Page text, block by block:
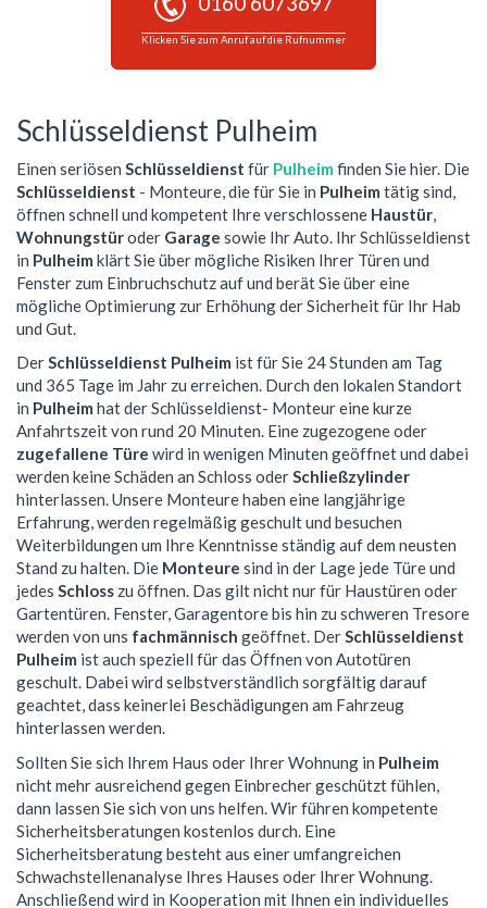
Klicken Sie zum Anruf auf die Rufnummer
Schlüsseldienst Pulheim
Einen seriösen Schlüsseldienst für Pulheim finden Sie hier. Die
Schlüsseldienst - Monteure, die für Sie in Pulheim tätig sind,
öffnen schnell und kompetent Ihre verschlossene Haustür,
Wohnungstüroder Garage sowie Ihr Auto. Ihr Schlüsseldienst
in Pulheim klärt Sie über mögliche Risiken Ihrer Türen und
Fenster zum Einbruchschutz auf und berät Sie über eine
mögliche Optimierung zur Erhöhung der Sicherheit für Ihr Hab
und Gut.
DerSchlüsseldienst Pulheim ist für Sie 24 Stunden am Tag
und 365 Tage im Jahr zu erreichen. Durch den lokalen Standort
in Pulheim hat der Schlüsseldienst- Monteur eine kurze
Anfahrtszeit von rund 20 Minuten. Eine zugezogene oder
zugefallene Türe wird in wenigen Minuten geöffnet und dabei
werden keine Schäden an Schloss oderSchließzylinder
hinterlassen. Unsere Monteure haben eine langjährige
Erfahrung, werden regelmäßig geschult und besuchen
Weiterbildungen um Ihre Kenntnisse ständig auf dem neusten
Stand zu halten. Die Monteure sind in der Lage jede Türe und
jedes Schloss zu öffnen. Das gilt nicht nur für Haustüren oder
Gartentüren. Fenster, Garagentore bis hin zu schweren Tresore
werden von uns fachmännisch geöffnet. DerSchlüsseldienst
Pulheim ist auch speziell für das Öffnen von Autotüren
geschult. Dabei wird selbstverständlich sorgfältig darauf
geachtet, dass keinerlei Beschädigungen am Fahrzeug
hinterlassen werden.
Sollten Sie sich Ihrem Haus oder Ihrer Wohnung in Pulheim
nicht mehr ausreichend gegen Einbrecher geschützt fühlen,
dann lassen Sie sich von uns helfen. Wir führen kompetente
Sicherheitsberatungen kostenlos durch. Eine
Sicherheitsberatung besteht aus einer umfangreichen
Schwachstellenanalyse Ihres Hauses oder Ihrer Wohnung.
Anschließend wird in Kooperation mit Ihnen ein individuelles